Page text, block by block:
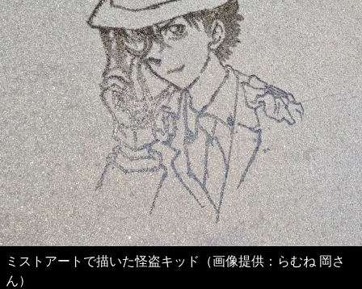
ミストアートで描いた怪盗キッド（画像提供：らむね 岡さ
ん）